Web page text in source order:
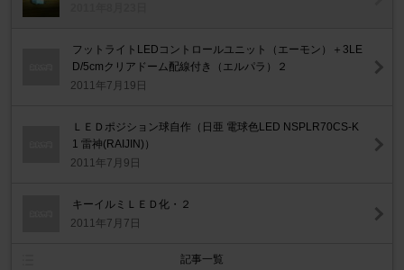
フットライトLEDコントロールユニット（エーモン）＋3LE
D/5cmクリアドーム配線付き（エルパラ）２
2011年7月19日
ＬＥＤポジション球自作（日亜 電球色LED NSPLR70CS-K
1 雷神(RAIJIN)）
2011年7月9日
キーイルミＬＥＤ化・２
2011年7月7日
記事一覧